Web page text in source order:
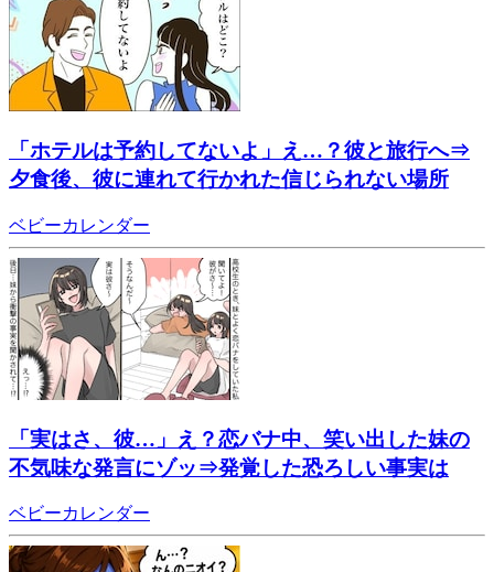
「ホテルは予約してないよ」え…？彼と旅行へ⇒
夕食後、彼に連れて行かれた信じられない場所
ベビーカレンダー
「実はさ、彼…」え？恋バナ中、笑い出した妹の
不気味な発言にゾッ⇒発覚した恐ろしい事実は
ベビーカレンダー